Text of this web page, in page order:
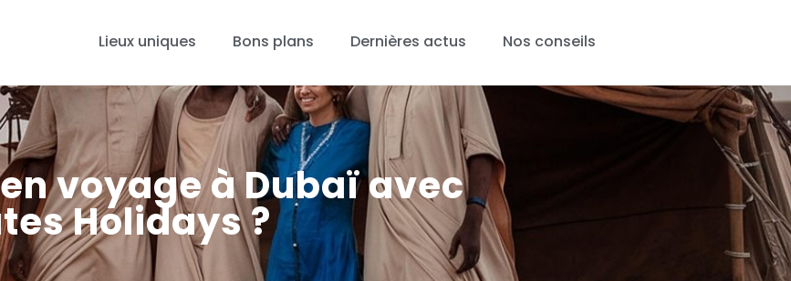
Lieux uniques Bons plans Dernières actus Nos conseils
voyage à Dubaï avec
Holidays ?